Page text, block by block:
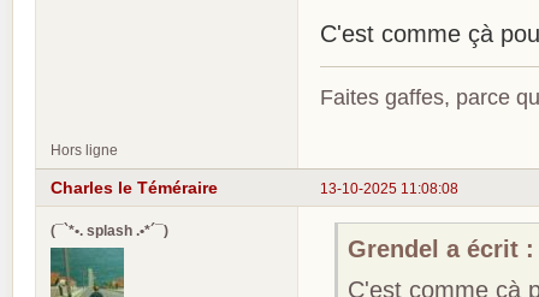
C'est comme çà
Faites gaffes, parce
Hors ligne
13-10-2025 11:08:08
Charles le Téméraire
(¯`*•. splash .•*´¯)
Grendel a écrit :
C'est comme çà